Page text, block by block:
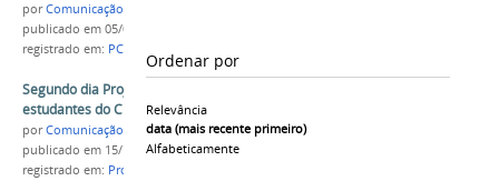
Ordenar por
Relevância
data (mais recente primeiro)
Alfabeticamente
porComunicação COARI
publicado em 05/08/2016
registrado em: PCCT
Segundo dia Projeto sobre Drogas com
estudantes do CMZL
porComunicação cmzl
publicado em 15/10/2015
registrado em: Projeto